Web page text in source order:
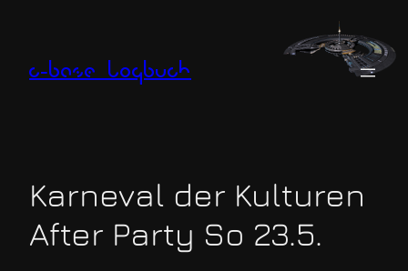
springen
c-base logbuch
Karneval der Kulturen
After Party So 23.5.